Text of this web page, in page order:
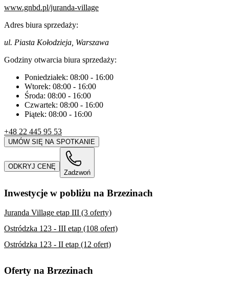
www.gnbd.pl/juranda-village
Adres biura sprzedaży:
ul. Piasta Kołodzieja, Warszawa
Godziny otwarcia biura sprzedaży:
Poniedziałek: 08:00 - 16:00
Wtorek: 08:00 - 16:00
Środa: 08:00 - 16:00
Czwartek: 08:00 - 16:00
Piątek: 08:00 - 16:00
+48 22 445 95 53
UMÓW SIĘ NA SPOTKANIE
ODKRYJ CENĘ
Zadzwoń
Inwestycje w pobliżu na Brzezinach
Juranda Village etap III (3 oferty)
Ostródzka 123 - III etap (108 ofert)
Ostródzka 123 - II etap (12 ofert)
Oferty na Brzezinach